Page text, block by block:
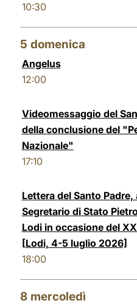
10:30
5 domenica
Angelus
12:00
Videomessaggio del
della conclusione del
Nazionale"
17:10
Lettera del Santo
Segretario di Stato
Lodi in occasione del
[Lodi, 4-5 luglio 2026]
18:00
8 mercoledì